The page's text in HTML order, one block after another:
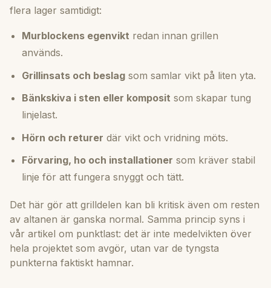
flera lager samtidigt:
Murblockens egenvikt redan innan grillen
används.
Grillinsats och beslag som samlar vikt på liten yta.
Bänkskiva i sten eller komposit som skapar tung
linjelast.
Hörn och returer där vikt och vridning möts.
Förvaring, ho och installationer som kräver stabil
linje för att fungera snyggt och tätt.
Det här gör att grilldelen kan bli kritisk även om resten
av altanen är ganska normal. Samma princip syns i
vår artikel om punktlast: det är inte medelvikten över
hela projektet som avgör, utan var de tyngsta
punkterna faktiskt hamnar.